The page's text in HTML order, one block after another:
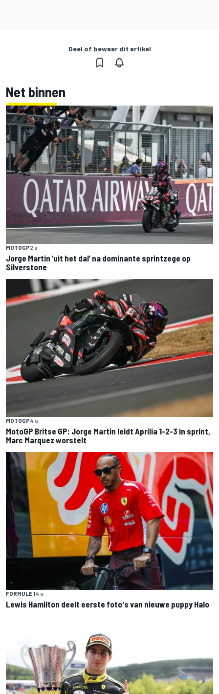
Deel of bewaar dit artikel
Net binnen
MOTOGP2 u
Jorge Martin ‘uit het dal’ na dominante sprintzege op
Silverstone
MOTOGP4 u
MotoGP Britse GP: Jorge Martin leidt Aprilia 1-2-3 in sprint,
Marc Marquez worstelt
FORMULE 14 u
Lewis Hamilton deelt eerste foto's van nieuwe puppy Halo